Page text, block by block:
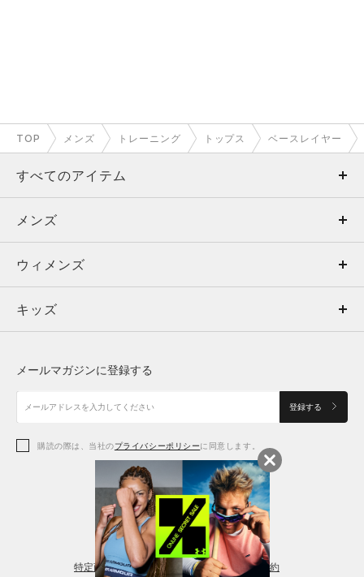
TOP メンズ トレーニング トップス ベースレイヤー
すべてのアイテム
メンズ
ウィメンズ
キッズ
アクセサリー
メンズ
トップス
ボトムス
アクセサリー
ウィメンズ
トップス
シューズ
アクセサリー
レギンス＆タイツ
キッズ
シューズ
メールマガジンに登録する
登録する
購読の際は、当社のプライバシーポリシーに同意します。
特定商取引法に基づく通販の表記 会員規約